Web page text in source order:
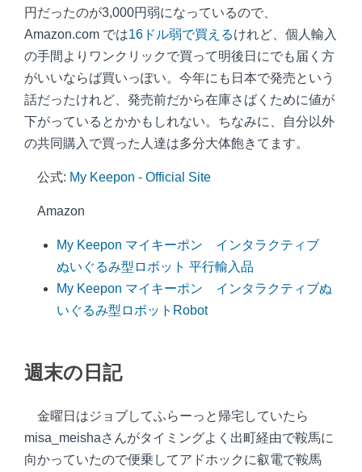
円だったのが3,000円弱になっているので、
Amazon.com では16ドル弱で買えるけれど、個人輸入
の手間よりワンクリックで買って明後日にでも届く方
がいいならば買いっぽい。今年にも日本で発売という
話だったけれど、発売前だから在庫さばくために値が
下がっているとかかもしれない。ちなみに、自分以外
の共同購入で買った人達は多分大体飽きてます。
公式: My Keepon - Official Site
Amazon
My Keepon マイキーポン インタラクティブ
ぬいぐるみ型ロボット 平行輸入品
My Keepon マイキーポン インタラクティブぬ
いぐるみ型ロボットRobot
週末の日記
金曜日はジョブしてふらーっと帰宅していたら
misa_meishaさんがタイミングよく出町経由で鞍馬に
向かっていたので便乗してアドホックに叡電で鞍馬